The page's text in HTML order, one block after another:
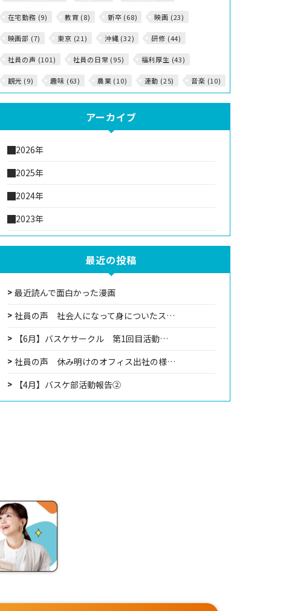
在宅勤務 (9) 教育 (8) 新卒 (68) 映画 (23)
映画部 (7) 東京 (21) 沖縄 (32) 研修 (44)
社員の声 (101) 社員の日常 (95) 福利厚生 (43)
観光 (9) 趣味 (63) 農業 (10) 運動 (25) 音楽 (10)
アーカイブ
2026年
2025年
2024年
2023年
最近の投稿
最近読んで面白かった漫画
社員の声 社会人になって身についたス…
【6月】バスケサークル 第1回目活動…
社員の声 休み明けのオフィス出社の様…
【4月】バスケ部活動報告②